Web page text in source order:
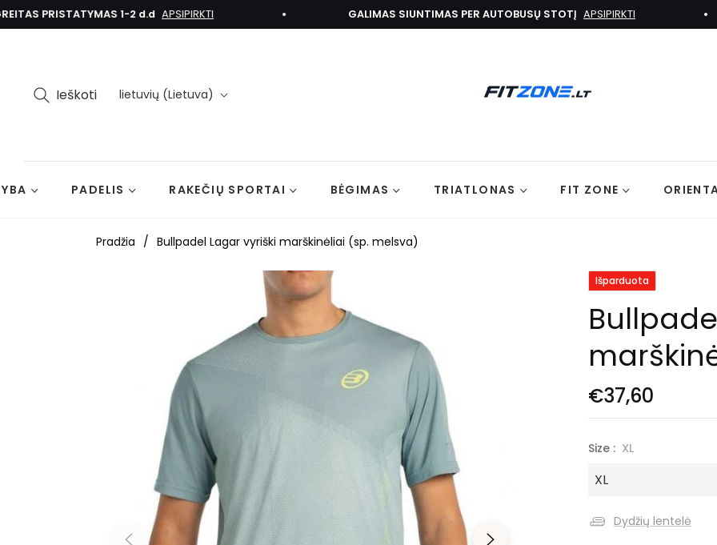
PRISTATYMAS 1-2 d.d APSIPIRKTI GALIMAS SIUNTIMAS PER AUTOBUSŲ STOTĮ APSIPIRKTI
Ieškoti lietuvių (Lietuva)
PADELIS RAKEČIŲ SPORTAI BĖGIMAS TRIATLONAS FIT ZONE
Pradžia / Bullpadel Lagar vyriški marškinėliai (sp. melsva)
Išparduota
€37,60
Size : XL
Dydžių lentelė